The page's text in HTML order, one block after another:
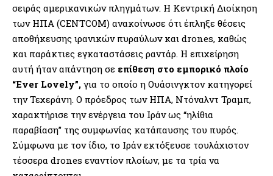
σειράς αμερικανικών πληγμάτων. Η Κεντρική Διοίκηση
των ΗΠΑ (CENTCOM) ανακοίνωσε ότι έπληξε θέσεις
αποθήκευσης ιρανικών πυραύλων και drones, καθώς
και παράκτιες εγκαταστάσεις ραντάρ. Η επιχείρηση
αυτή ήταν απάντηση σε επίθεση στο εμπορικό πλοίο
“Ever Lovely”, για το οποίο η Ουάσινγκτον κατηγορεί
την Τεχεράνη. Ο πρόεδρος των ΗΠΑ, Ντόναλντ Τραμπ,
χαρακτήρισε την ενέργεια του Ιράν ως “ηλίθια
παραβίαση” της συμφωνίας κατάπαυσης του πυρός.
Σύμφωνα με τον ίδιο, το Ιράν εκτόξευσε τουλάχιστον
τέσσερα drones εναντίον πλοίων, με τα τρία να